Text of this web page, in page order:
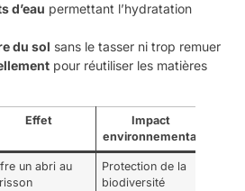
d’eau permettant l’hydratation
du sol sans le tasser ni trop remuer
pour réutiliser les matières
Effet
Impact
environnemental
un abri au
Protection de la
biodiversité